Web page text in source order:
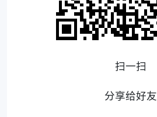
扫一扫
分享给好友